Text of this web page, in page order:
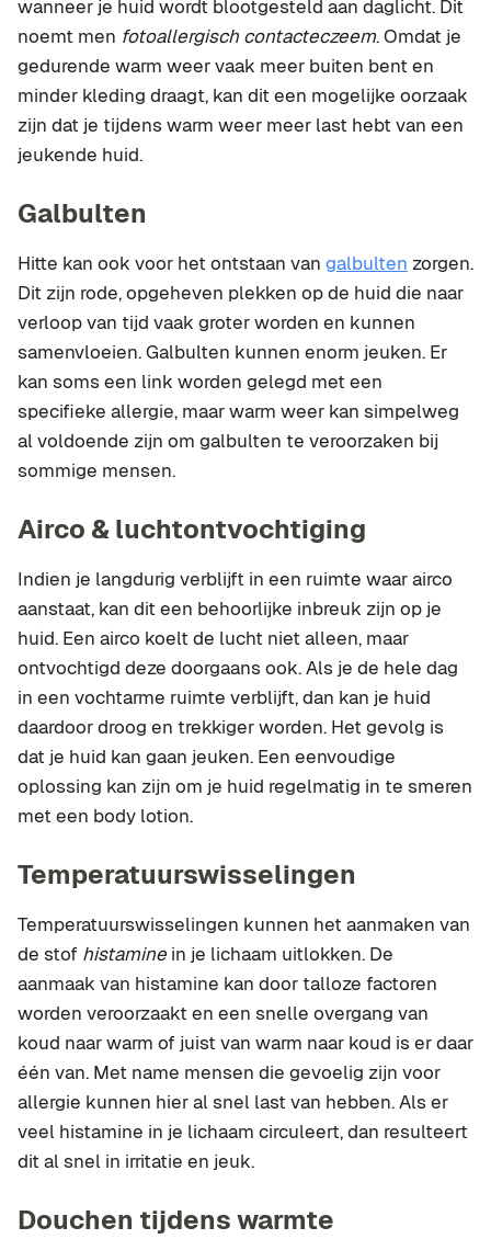
wanneer je huid wordt blootgesteld aan daglicht. Dit
noemt men fotoallergisch contacteczeem. Omdat je
gedurende warm weer vaak meer buiten bent en
minder kleding draagt, kan dit een mogelijke oorzaak
zijn dat je tijdens warm weer meer last hebt van een
jeukende huid.
Galbulten
Hitte kan ook voor het ontstaan van galbulten zorgen.
Dit zijn rode, opgeheven plekken op de huid die naar
verloop van tijd vaak groter worden en kunnen
samenvloeien. Galbulten kunnen enorm jeuken. Er
kan soms een link worden gelegd met een
specifieke allergie, maar warm weer kan simpelweg
al voldoende zijn om galbulten te veroorzaken bij
sommige mensen.
Airco & luchtontvochtiging
Indien je langdurig verblijft in een ruimte waar airco
aanstaat, kan dit een behoorlijke inbreuk zijn op je
huid. Een airco koelt de lucht niet alleen, maar
ontvochtigd deze doorgaans ook. Als je de hele dag
in een vochtarme ruimte verblijft, dan kan je huid
daardoor droog en trekkiger worden. Het gevolg is
dat je huid kan gaan jeuken. Een eenvoudige
oplossing kan zijn om je huid regelmatig in te smeren
met een body lotion.
Temperatuurswisselingen
Temperatuurswisselingen kunnen het aanmaken van
de stof histamine in je lichaam uitlokken. De
aanmaak van histamine kan door talloze factoren
worden veroorzaakt en een snelle overgang van
koud naar warm of juist van warm naar koud is er daar
één van. Met name mensen die gevoelig zijn voor
allergie kunnen hier al snel last van hebben. Als er
veel histamine in je lichaam circuleert, dan resulteert
dit al snel in irritatie en jeuk.
Douchen tijdens warmte